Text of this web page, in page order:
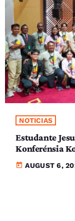
NOTICIAS
Estudante
Konferénsia
today AUGUST 6,